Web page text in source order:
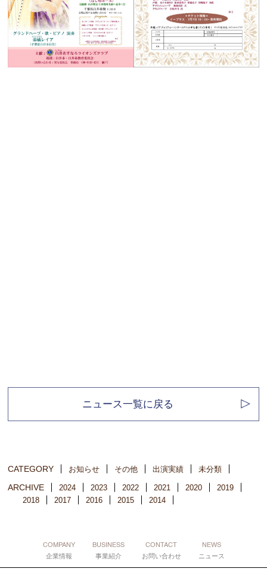
ニュース一覧に戻る
CATEGORY お知らせ その他 出演実績 未分類
ARCHIVE 2024 2023 2022 2021 2020
2019
2018
2017 2016 2015 2014
COMPANY
企業情報
BUSINESS
事業紹介
CONTACT
お問い合わせ
NEWS
ニュース